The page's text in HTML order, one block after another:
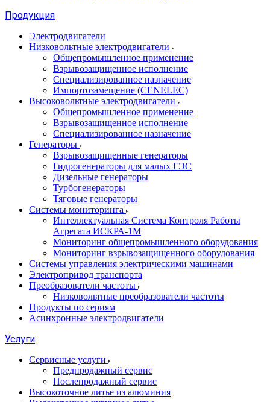
Продукция
Электродвигатели
Низковольтные электродвигатели
Общепромышленное применение
Взрывозащищенное исполнение
Специализированное назначение
Импортозамещение (CENELEC)
Высоковольтные электродвигатели
Общепромышленное применение
Взрывозащищенное исполнение
Специализированное назначение
Генераторы
Взрывозащищенные генераторы
Гидрогенераторы для малых ГЭС
Дизельные генераторы
Турбогенераторы
Тяговые генераторы
Системы мониторинга
Интеллектуальная Система Контроля Работы
Агрегата ИСКРА-1М
Мониторинг общепромышленного оборудования
Мониторинг взрывозащищенного оборудования
Системы управления электрическими машинами
Электропривод транспорта
Преобразователи частоты
Низковольтные преобразователи частоты
Продукты по сериям
Асинхронные электродвигатели
Услуги
Сервисные услуги
Предпродажный сервис
Послепродажный сервис
Высокоточное литье из алюминия